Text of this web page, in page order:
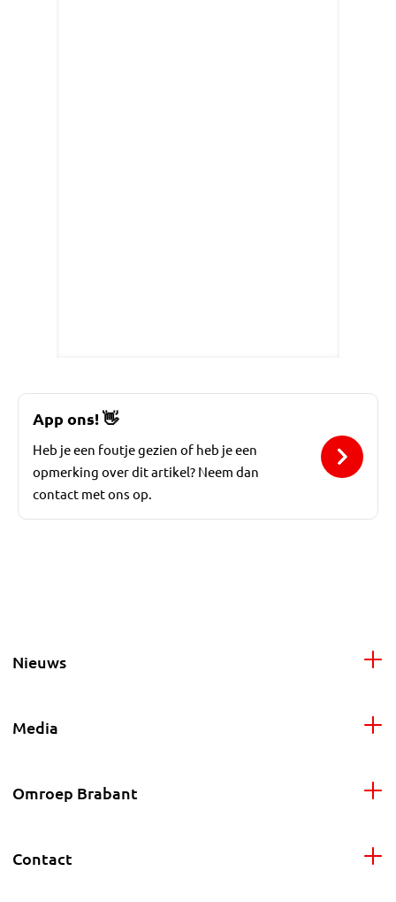
App ons!👋
Heb je een foutje gezien of heb je een
opmerking over dit artikel? Neem dan
contact met ons op.
Nieuws
Media
Omroep Brabant
Contact